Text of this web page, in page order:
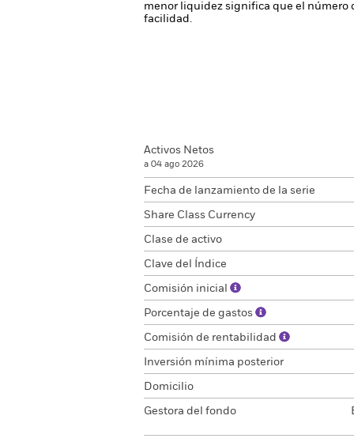
menor liquidez significa que el número
facilidad.
Activos Netos
a 04 ago 2026
Fecha de lanzamiento de la serie
Share Class Currency
Clase de activo
Clave del Índice
Comisión inicial
Porcentaje de gastos
Comisión de rentabilidad
Inversión mínima posterior
Domicilio
Gestora del fondo